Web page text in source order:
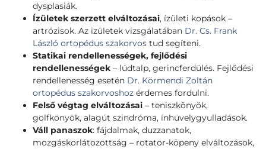
dysplasiák.
Ízületek szerzett elváltozásai, ízületi kopások –
artrózisok. Az izületek vizsgálatában Dr. Cs. Frank
László ortopédus szakorvos tud segíteni.
Statikai rendellenességek, fejlődési
rendellenességek – lúdtalp, gerincferdülés. Fejlődési
rendellenesség esetén Dr. Körmendi Zoltán
ortopédus szakorvoshoz érdemes fordulni.
Felső végtag elváltozásai – teniszkönyök,
golfkönyök, alagút szindróma, ínhüvelygyulladások.
Váll panaszok: fájdalmak, duzzanatok,
mozgáskorlátozottság – rotator-köpeny elváltozások,